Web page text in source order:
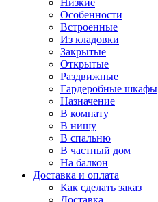
Низкие
Особенности
Встроенные
Из кладовки
Закрытые
Открытые
Раздвижные
Гардеробные шкафы
Назначение
В комнату
В нишу
В спальню
В частный дом
На балкон
Доставка и оплата
Как сделать заказ
Доставка